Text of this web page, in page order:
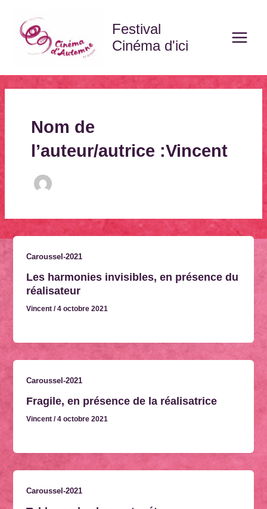
contenu
Festival
Cinéma d'ici
Menu
Nom de
l’auteur/autrice :Vincent
Caroussel-2021
Les harmonies invisibles, en présence du
réalisateur
Vincent/4 octobre 2021
Caroussel-2021
Fragile, en présence de la réalisatrice
Vincent/4 octobre 2021
Caroussel-2021